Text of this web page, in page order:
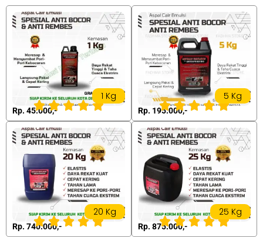
1 Kg
Rp. 45.000,-
5 Kg
Rp. 195.000,-
20 Kg
Rp. 740.000,-
25 Kg
Rp. 875.000,-